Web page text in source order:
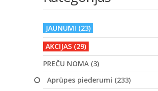
JAUNUMI (23)
AKCIJAS (29)
PREČU NOMA (3)
Aprūpes piederumi (233)